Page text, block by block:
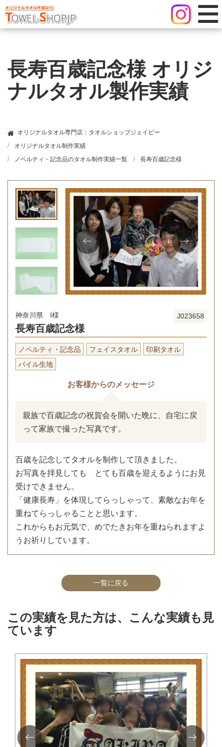
長寿百歳記念様 オリジ
ナルタオル製作実績
オリジナルタオル専門店：タオルショップジェイピー
オリジナルタオル制作実績
ノベルティ・記念品のタオル制作実績一覧
長寿百歳記念様
J023658
神奈川県 I様
長寿百歳記念様
ノベルティ・記念品 フェイスタオル
印刷タオル
パイル生地
お客様からのメッセージ
親族で百歳記念の祝賀会を開いた晩に、自宅に戻
って家族で撮った写真です。
百歳を記念してタオルを制作して頂きました。
お写真を拝見しても とても百歳を迎えるようにお見
受けできません。
「健康長寿」を体現してらっしゃって、素敵なお年を
重ねてらっしゃることと思います。
これからもお元気で、めでたきお年を重ねられますよ
うお祈りしています。
一覧に戻る
この実績を見た方は、こんな実績も見
ています